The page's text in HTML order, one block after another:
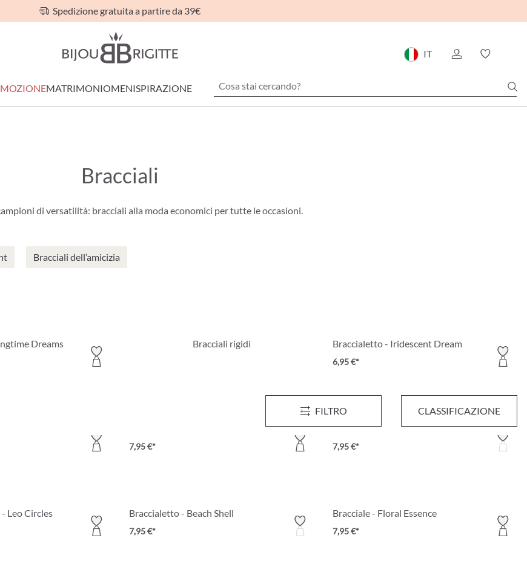
Spedizione gratuita a partire da 39€
IT
MATRIMONIOMENISPIRAZIONE
Bracciali
di versatilità: bracciali alla moda economici per tutte le occasioni.
Bracciali dell’amicizia
FILTRO CLASSIFICAZIONE
Dreams Bracciali rigidi Braccialetto - Iridescent Dream
6,95 €*
7,95 €*
Bracciale da braccio - Golden Duo
7,95 €*
Leo Circles Braccialetto - Beach Shell
7,95 €*
Bracciale - Floral Essence
7,95 €*